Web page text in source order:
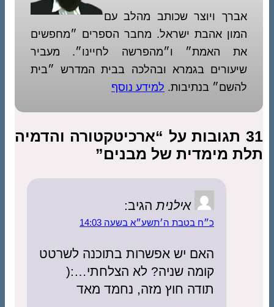
שכותב מהלב עם
ישראל. מחבר הספרים ״מחפשים
ו״מהפרשה לחיינו״. מעביר
ובהלכה בבית המדרש ״בית
למידע נוסף
על “ארכיטקטורה והדמיה
של מבנים”
הגיב:
בטבת ה׳תשע״א בשעה 14:03
יש אפשרות בתוכנה לשרטט
שניה? לא הצלחתי…:(
חוץ מזה, נחמד מאד